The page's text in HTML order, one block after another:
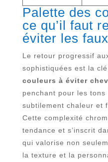
Palette des
ce qu’il faut
éviter les
Le retour progressif
sophistiquées est la
couleurs à éviter
penchant pour les
subtilement chaleur et
Cette complexité
tendance et s’inscrit
qui valorise non
la texture et la